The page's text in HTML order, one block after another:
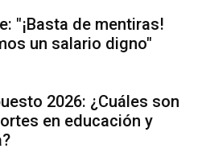
"¡Basta de mentiras!
un salario digno"
2026: ¿Cuáles son
en educación y